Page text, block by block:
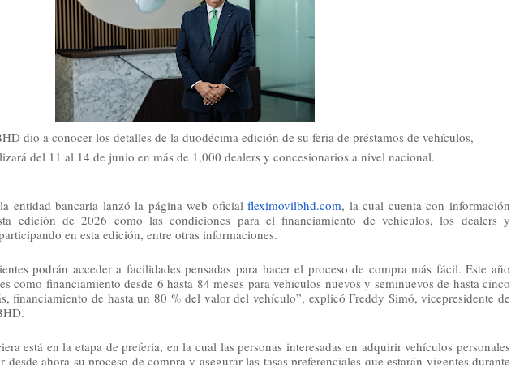
dio a conocer los detalles de la duodécima edición de su feria de préstamos de vehículos,
del 11 al 14 de junio en más de 1,000 dealers y concesionarios a nivel nacional.
entidad bancaria lanzó la página web oficial fleximovilbhd.com, la cual cuenta con información
edición de 2026 como las condiciones para el financiamiento de vehículos, los dealers y
en esta edición, entre otras informaciones.
podrán acceder a facilidades pensadas para hacer el proceso de compra más fácil. Este año
como financiamiento desde 6 hasta 84 meses para vehículos nuevos y seminuevos de hasta cinco
financiamiento de hasta un 80 % del valor del vehículo”, explicó Freddy Simó, vicepresidente de
está en la etapa de preferia, en la cual las personas interesadas en adquirir vehículos personales
ahora su proceso de compra y asegurar las tasas preferenciales que estarán vigentes durante